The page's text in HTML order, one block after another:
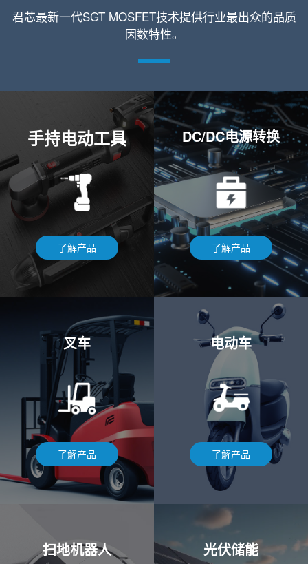
君芯最新一代SGT MOSFET技术提供行业最出众的品质
因数特性。
手持电动工具
了解产品
DC/DC电源转换
了解产品
叉车
了解产品
电动车
了解产品
扫地机器人 光伏储能